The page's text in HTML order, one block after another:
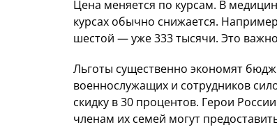
Цена меняется по курсам. В
курсах обычно снижается.
шестой — уже 333 тысячи. Это
Льготы существенно экономят
военнослужащих и сотрудников
скидку в 30 процентов. Герои
членам их семей могут